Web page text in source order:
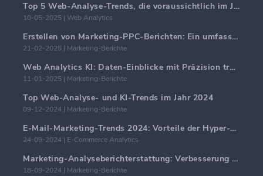
Top 5 Web-Analyse-Trends, die voraussichtlich im Jahr 2025 dominieren werden
10-05-2025 | Web Analytics
Erstellen von Marketing-PPC-Berichten: Ein umfassender Leitfaden
21-02-2025 | Marketing-Berichte
Web Analytics KI: Daten-Einblicke mit Präzision transformieren
11-01-2025 | Marketing-Berichte
Top Web-Analyse- und KI-Trends im Jahr 2024
09-12-2024 | Marketing-Berichte
E-Mail-Marketing-Trends 2024: Vorteile der Hyper-Personalisierung
24-09-2024 | E-Commerce Analytics
Marketing-Analyseberichterstattung: Verbesserung der Geschäftseinblicke
18-09-2024 | Marketing-Berichte